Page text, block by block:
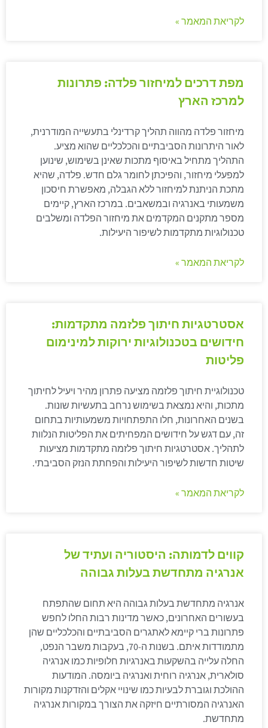
לקריאת המאמר »
מפת דרכים למיחזור פלדה: פתרונות
למרכז הארץ
מיחזור פלדה מהווה תהליך קרדינלי בתעשייה המודרנית,
לאור היתרונות הסביבתיים והכלכליים שהוא מציע.
התהליך מתחיל באיסוף מתכות שאינן בשימוש, שינוען
למפעלי מיחזור, והפיכתן לחומר גלם חדש. פלדה, שהיא
מתכת הניתנת למיחזור ללא הגבלה, מאפשרת חיסכון
משמעותי באנרגיה ובמשאבים. במרכז הארץ, קיימים
מספר מתקנים המקדמים את מיחזור הפלדה ומשלבים
טכנולוגיות מתקדמות לשיפור היעילות.
לקריאת המאמר »
אסטרטגיות חיתוך פלזמה מתקדמות:
חידושים בטכנולוגיות ירוקות למינימום
פליטות
טכנולוגיית חיתוך פלזמה מציעה פתרון מהיר ויעיל לחיתוך
מתכות, והיא נמצאת בשימוש נרחב בתעשיות שונות.
בשנים האחרונות, חלו התפתחויות משמעותיות בתחום
זה, עם דגש על חידושים המפחיתים את הפליטות הנלוות
לתהליך. אסטרטגיות חיתוך פלזמה מתקדמות מציעות
שיטות חדשות לשיפור היעילות והפחתת הנזק הסביבתי.
לקריאת המאמר »
קווים לדמותה: היסטוריה ועתיד של
אנרגיה מתחדשת בעלות גבוהה
אנרגיה מתחדשת בעלות גבוהה היא תחום שהתפתח
בעשורים האחרונים, כאשר מדינות רבות החלו לחפש
פתרונות ברי קיימא לאתגרים הסביבתיים והכלכליים שהן
מתמודדות איתם. בשנות ה-70, בעקבות משבר הנפט,
החלה עלייה בהשקעות באנרגיות חלופיות כמו אנרגיה
סולארית, אנרגיה רוחית ואנרגיה ביומסה. המודעות
ההולכת וגוברת לבעיות כמו שינויי אקלים והזדקנות מקורות
האנרגיה המסורתיים חיזקה את הצורך במקורות אנרגיה
מתחדשת.